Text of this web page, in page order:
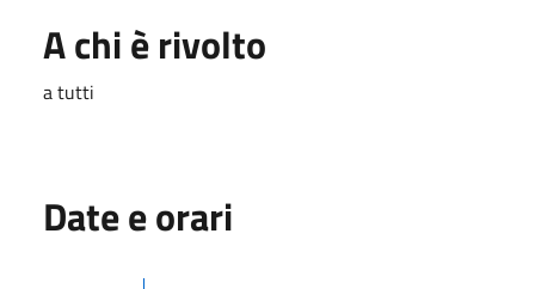
A chi è rivolto
a tutti
Date e orari